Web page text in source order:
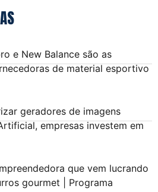
e New Balance são as
de material esportivo
geradores de imagens
empresas investem em
que vem lucrando
gourmet | Programa